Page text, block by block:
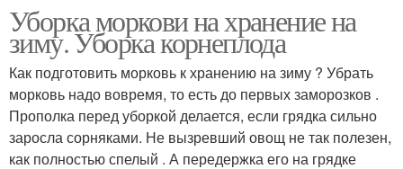
Уборка моркови на хранение на
зиму. Уборка корнеплода
Как подготовить морковь к хранению на зиму ? Убрать
морковь надо вовремя, то есть до первых заморозков .
Прополка перед уборкой делается, если грядка сильно
заросла сорняками. Не вызревший овощ не так полезен,
как полностью спелый . А передержка его на грядке